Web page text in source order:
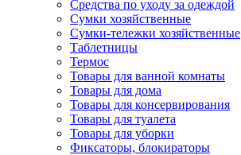
Средства по уходу за одеждой
Сумки хозяйственные
Сумки-тележки хозяйственные
Таблетницы
Термос
Товары для ванной комнаты
Товары для дома
Товары для консервирования
Товары для туалета
Товары для уборки
Фиксаторы, блокираторы